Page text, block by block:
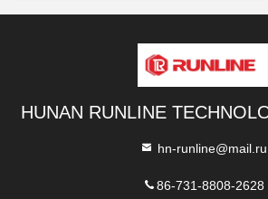
HUNAN RUNLINE
hn-runline@mail.ru
86-731-8808-2628